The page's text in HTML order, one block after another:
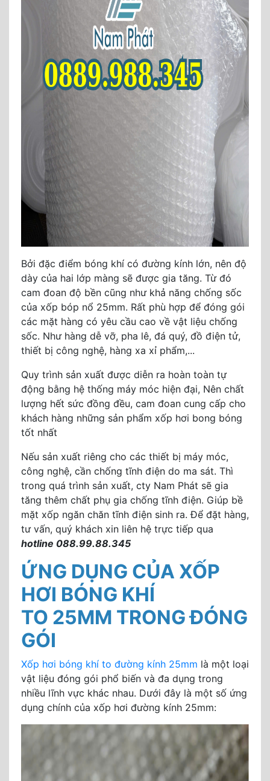
Bởi đặc điểm bóng khí có đường kính lớn, nên độ
dày của hai lớp màng sẽ được gia tăng. Từ đó
cam đoan độ bền cũng như khả năng chống sốc
của xốp bóp nổ 25mm. Rất phù hợp để đóng gói
các mặt hàng có yêu cầu cao về vật liệu chống
sốc. Như hàng dễ vỡ, pha lê, đá quý, đồ điện tử,
thiết bị công nghệ, hàng xa xỉ phẩm,...
Quy trình sản xuất được diễn ra hoàn toàn tự
động bằng hệ thống máy móc hiện đại, Nên chất
lượng hết sức đồng đều, cam đoan cung cấp cho
khách hàng những sản phẩm xốp hơi bong bóng
tốt nhất
Nếu sản xuất riêng cho các thiết bị máy móc,
công nghệ, cần chống tĩnh điện do ma sát. Thì
trong quá trình sản xuất, cty Nam Phát sẽ gia
tăng thêm chất phụ gia chống tĩnh điện. Giúp bề
mặt xốp ngăn chăn tĩnh điện sinh ra. Để đặt hàng,
tư vấn, quý khách xin liên hệ trực tiếp qua
hotline 088.99.88.345
ỨNG DỤNG CỦA XỐP
HƠI BÓNG KHÍ
TO 25MM TRONG ĐÓNG
GÓI
Xốp hơi bóng khí to đường kính 25mm là một loại
vật liệu đóng gói phổ biến và đa dụng trong
nhiều lĩnh vực khác nhau. Dưới đây là một số ứng
dụng chính của xốp hơi đường kính 25mm: